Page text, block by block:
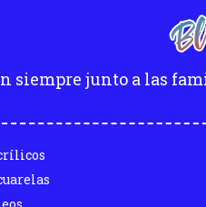
siempre junto a las